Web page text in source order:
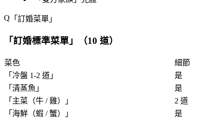
「 訂婚菜單 」
「訂婚標準菜單 」（10 道）
菜色
細節
「 冷盤 1-2 道 」
是
「 清蒸魚 」
是
「 主菜（牛 / 雞） 」
2 道
「 海鮮（蝦 / 蟹） 」
是